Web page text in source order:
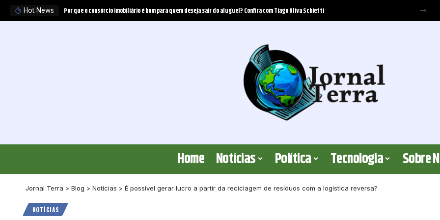
Hot News Tratamento experimental pode obrigar o plano de saúde a oferecer cobertura? Elton Fernandes analisa os critérios jurídicos envolvidos
Home Notícias Política Tecnologia Sobre
Jornal Terra > Blog > Notícias > É possível gerar lucro a partir da reciclagem de resíduos com a logística reversa?
NOTÍCIAS